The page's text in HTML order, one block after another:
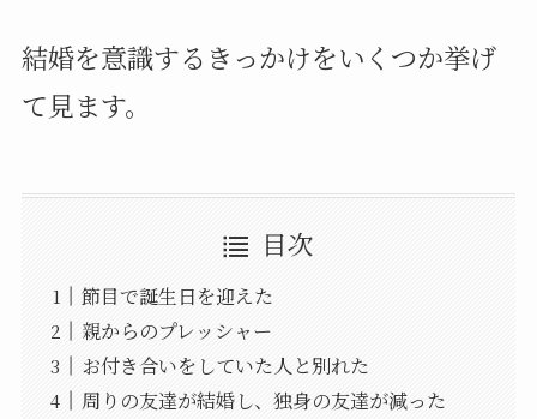
結婚を意識するきっかけをいくつか挙げ
て見ます。
目次
節目で誕生日を迎えた
親からのプレッシャー
お付き合いをしていた人と別れた
周りの友達が結婚し、独身の友達が減った